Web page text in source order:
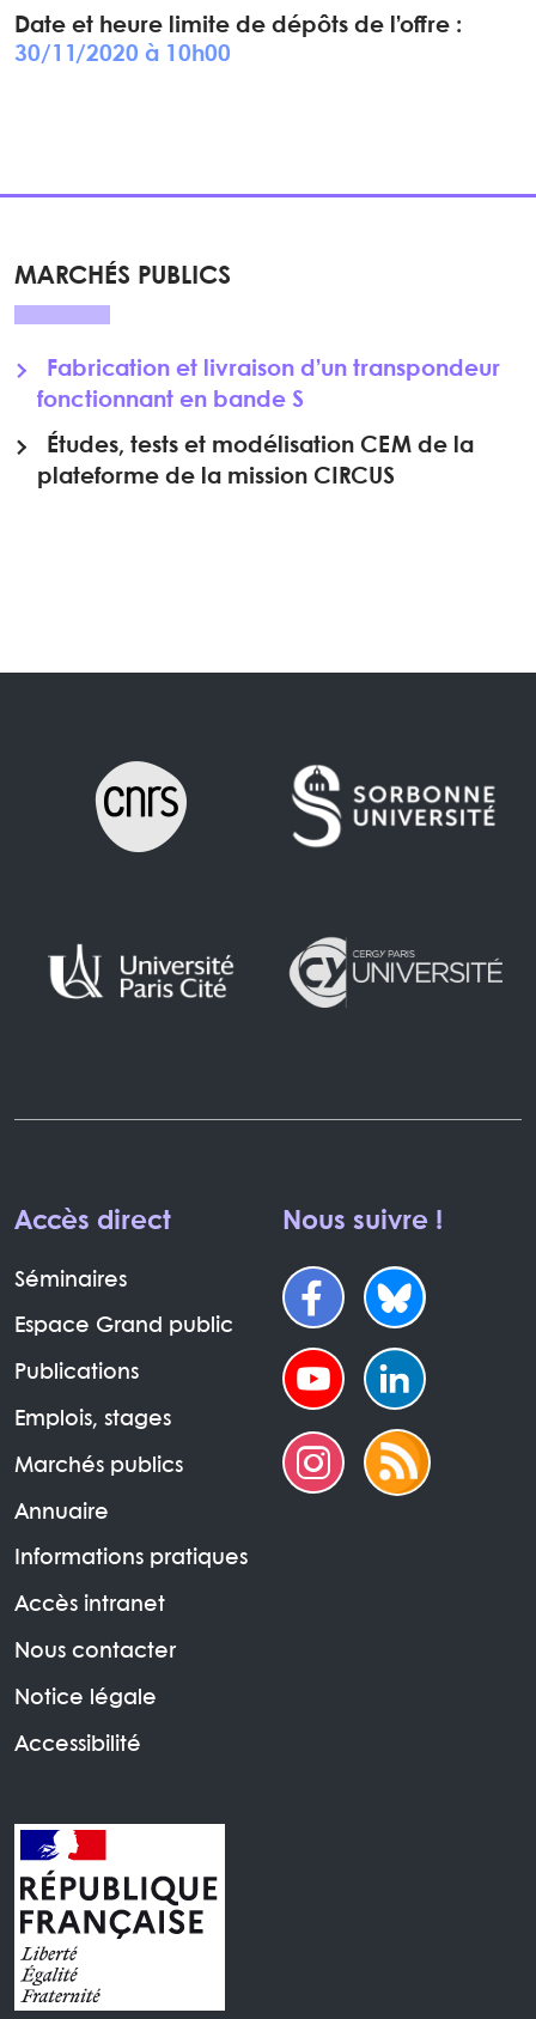
Date et heure limite de dépôts de l’offre :
30/11/2020 à 10h00
MARCHÉS PUBLICS
Fabrication et livraison d’un transpondeur
fonctionnant en bande S
Études, tests et modélisation CEM de la
plateforme de la mission CIRCUS
Accès direct
Séminaires
Espace Grand public
Publications
Emplois, stages
Marchés publics
Annuaire
Informations pratiques
Accès intranet
Nous contacter
Notice légale
Accessibilité
Nous suivre !